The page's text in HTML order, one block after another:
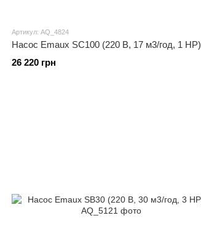
Артикул: AQ_4824
Насос Emaux SC100 (220 В, 17 м3/год, 1 HP)
26 220 грн